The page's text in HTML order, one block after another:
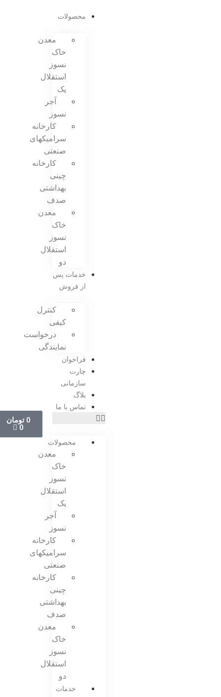
محصولات
معدن
خاک
نسوز
استقلال
یک
آجر
نسوز
کارخانه
سرامیکهای
صنعتی
کارخانه
چینی
بهداشتی
صدف
معدن
خاک
نسوز
استقلال
دو
خدمات پس
از فروش
کنترل
کیفی
درخواست
نمایندگی
فراخوان
چارت
سازمانی
بلاگ
تماس با ما
محصولات
معدن
خاک
نسوز
استقلال
یک
آجر
نسوز
کارخانه
سرامیکهای
صنعتی
کارخانه
چینی
بهداشتی
صدف
معدن
خاک
نسوز
استقلال
دو
خدمات
تومان